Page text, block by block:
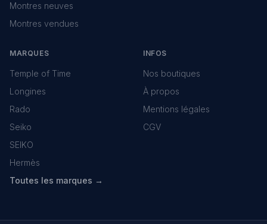
Montres neuves
Montres vendues
MARQUES
Temple of Time
Longines
Rado
Seiko
SEIKO
Hermès
Toutes les marques →
INFOS
Nos boutiques
À propos
Mentions légales
CGV